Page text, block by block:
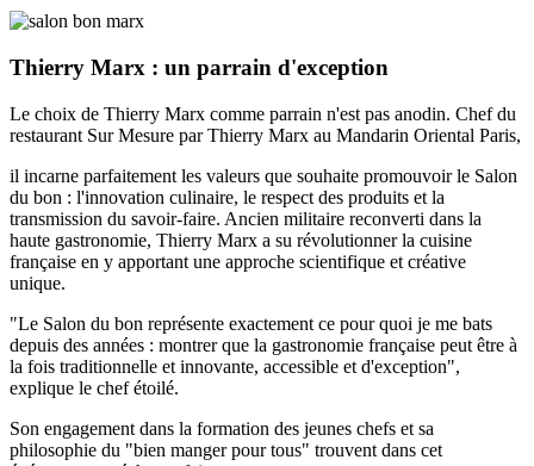
Thierry Marx : un parrain d'exception
Le choix de Thierry Marx comme parrain n'est pas anodin. Chef du
restaurant Sur Mesure par Thierry Marx au Mandarin Oriental Paris,
il incarne parfaitement les valeurs que souhaite promouvoir le Salon
du bon : l'innovation culinaire, le respect des produits et la
transmission du savoir-faire. Ancien militaire reconverti dans la
haute gastronomie, Thierry Marx a su révolutionner la cuisine
française en y apportant une approche scientifique et créative
unique.
"Le Salon du bon représente exactement ce pour quoi je me bats
depuis des années : montrer que la gastronomie française peut être à
la fois traditionnelle et innovante, accessible et d'exception",
explique le chef étoilé.
Son engagement dans la formation des jeunes chefs et sa
philosophie du "bien manger pour tous" trouvent dans cet